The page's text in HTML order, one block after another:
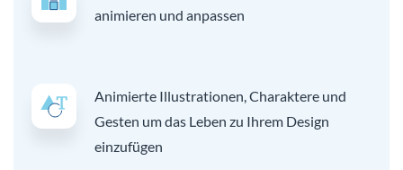
animieren und anpassen
Animierte Illustrationen, Charaktere und
Gesten um das Leben zu Ihrem Design
einzufügen